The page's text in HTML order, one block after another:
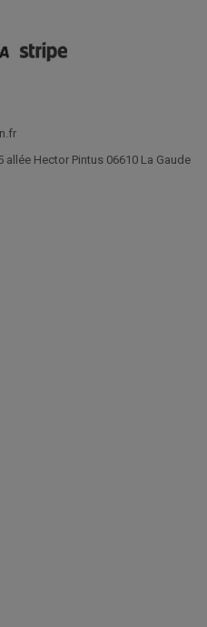
Hector Pintus 06610 La Gaude